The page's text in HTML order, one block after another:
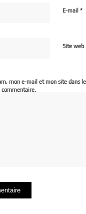
E-mail*
Site web
mon e-mail et mon site dans
commentaire.